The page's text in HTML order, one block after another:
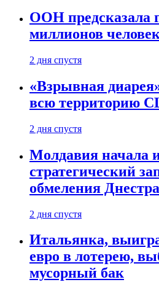
ООН предсказала
миллионов человек
2 дня спустя
«Взрывная
всю территорию
2 дня спустя
Молдавия начала
стратегический
обмеления Днестра
2 дня спустя
Итальянка,
евро в лотерею,
мусорный бак